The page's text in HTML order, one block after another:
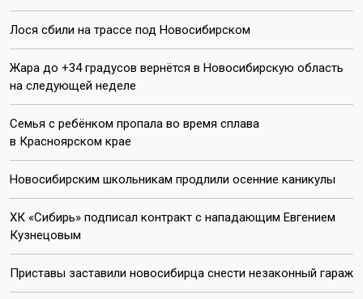
Лося сбили на трассе под Новосибирском
Жара до +34 градусов вернётся в Новосибирскую область
на следующей неделе
Семья с ребёнком пропала во время сплава
в Красноярском крае
Новосибирским школьникам продлили осенние каникулы
ХК «Сибирь» подписал контракт с нападающим Евгением
Кузнецовым
Приставы заставили новосибирца снести незаконный гараж